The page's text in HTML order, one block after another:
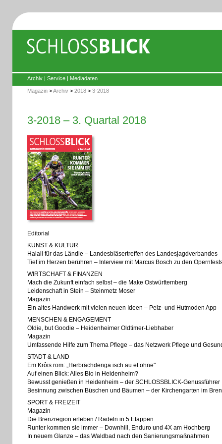
Archiv | Service | Mediadaten
Magazin >Archiv > 2018 > 3-2018
3-2018 – 3. Quartal 2018
Editorial
KUNST & KULTUR
Halali für das Ländle – Landesbläsertreffen des Landesjagdverbandes
Tief im Herzen berühren – Interview mit Marcus Bosch zu den
WIRTSCHAFT & FINANZEN
Mach die Zukunft einfach selbst – die Make Ostwürttemberg
Leidenschaft in Stein – Steinmetz Moser
Magazin
Ein altes Handwerk mit vielen neuen Ideen – Pelz- und Hutmoden App
MENSCHEN & ENGAGEMENT
Oldie, but Goodie – Heidenheimer Oldtimer-Liebhaber
Magazin
Umfassende Hilfe zum Thema Pflege – das Netzwerk Pflege und
STADT & LAND
Em Krôis rom: „Herbrächdenga isch au et ohne"
Auf einen Blick: Alles Bio in Heidenheim?
Bewusst genießen in Heidenheim – der SCHLOSSBLICK-Genussführer
Besinnung zwischen Büschen und Bäumen – der Kirchengarten im
SPORT & FREIZEIT
Magazin
Die Brenzregion erleben / Radeln in 5 Etappen
Runter kommen sie immer – Downhill, Enduro und 4X am Hochberg
In neuem Glanze – das Waldbad nach den Sanierungsmaßnahmen